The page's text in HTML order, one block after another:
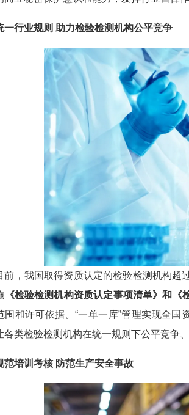
业规则 助力检验检测机构公平竞争
我国取得资质认定的检验检测机构超
《检验检测机构资质认定事项清单》和
围和许可依据。“一单一库”管理实现全
各类检验检测机构在统一规则下公平竞争
训考核 防范生产安全事故